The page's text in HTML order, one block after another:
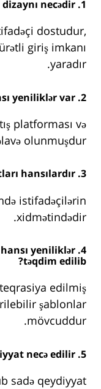
1. Pinco İndirin yeni dizaynı necədir?
dostudur,
giriş imkanı
yaradır.
2. E-ticarət sistemində hansı yeniliklər var?
platforması və
olunmuşdur.
3. İstifadəçi dəstəyi saatları hansılardır?
istifadəçilərin
xidmətindədir.
hansı yeniliklər
təqdim edilib?
edilmiş
şablonlar
mövcuddur.
5. Pinco İndir-də qeydiyyat necə edilir?
sadə qeydiyyat